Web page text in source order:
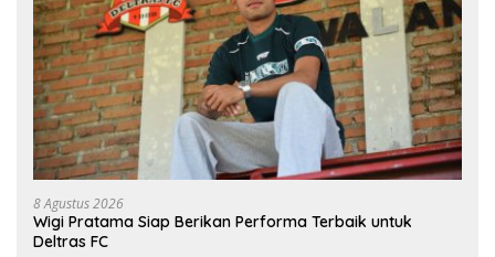
8 Agustus 2026
Wigi Pratama Siap Berikan Performa Terbaik untuk
Deltras FC